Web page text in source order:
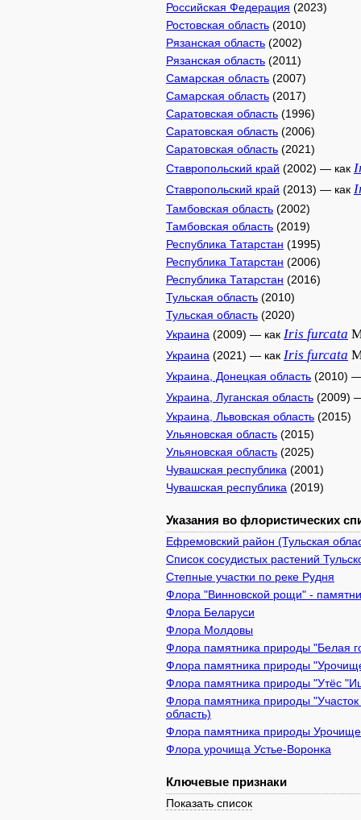
Российская Федерация (2023)
Ростовская область (2010)
Рязанская область (2002)
Рязанская область (2011)
Самарская область (2007)
Самарская область (2017)
Саратовская область (1996)
Саратовская область (2006)
Саратовская область (2021)
Ставропольский край (2002) — как
Ставропольский край (2013) — как
Тамбовская область (2002)
Тамбовская область (2019)
Республика Татарстан (1995)
Республика Татарстан (2006)
Республика Татарстан (2016)
Тульская область (2010)
Тульская область (2020)
Украина (2009) — как Iris furcata
Украина (2021) — как Iris furcata
Украина, Донецкая область (2010)
Украина, Луганская область (2009)
Украина, Львовская область (2015)
Ульяновская область (2015)
Ульяновская область (2025)
Чувашская республика (2001)
Чувашская республика (2019)
Указания во флористических
Ефремовский район (Тульская
Список сосудистых растений
Степные участки по реке Рудня
Флора "Винновской рощи" -
Флора Беларуси
Флора Молдовы
Флора памятника природы "Белая
Флора памятника природы
Флора памятника природы "Утёс
Флора памятника природы
область)
Флора памятника природы
Флора урочища Устье-Воронка
Ключевые признаки
Показать список